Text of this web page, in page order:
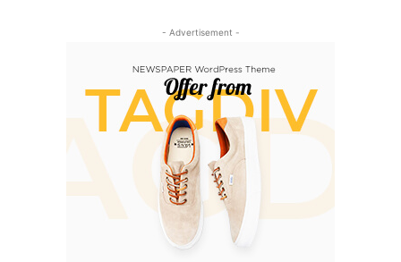
- Advertisement -